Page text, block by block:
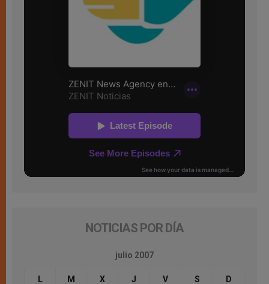
NOTICIAS POR DÍA
julio 2007
L M X J V S D